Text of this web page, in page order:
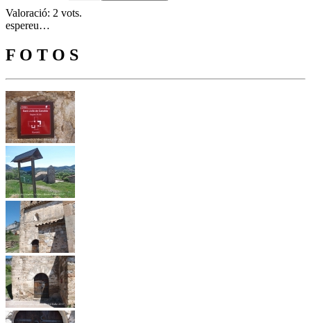
Valoració: 2 vots.
espereu…
F O T O S